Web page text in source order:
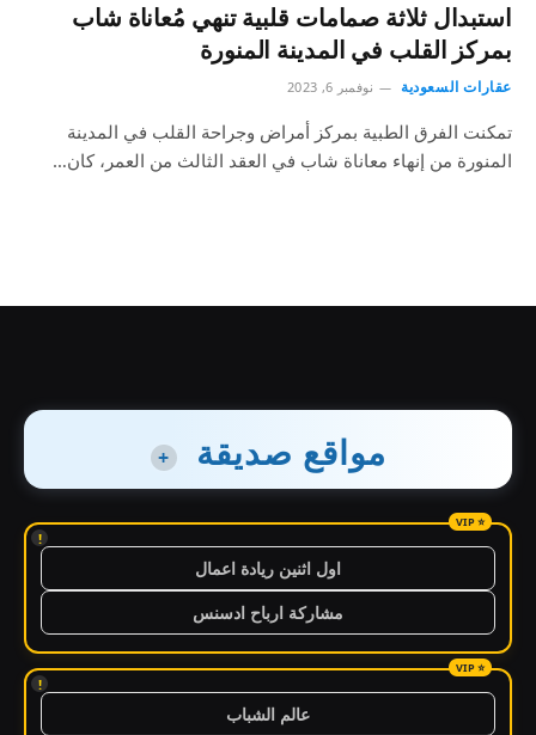
استبدال ثلاثة صمامات قلبية تنهي مُعاناة شاب
بمركز القلب في المدينة المنورة
عقارات السعودية نوفمبر 6, 2023
تمكنت الفرق الطبية بمركز أمراض وجراحة القلب في المدينة
المنورة من إنهاء معاناة شاب في العقد الثالث من العمر، كان…
مواقع صديقة +
!
اول اثنين ريادة اعمال
مشاركة ارباح ادسنس
!
عالم الشباب